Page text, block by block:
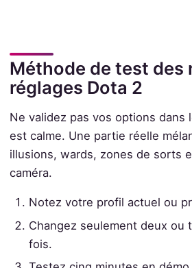
Méthode de test des
réglages Dota 2
Ne validez pas vos options dans
est calme. Une partie réelle
illusions, wards, zones de sorts
caméra.
Notez votre profil actuel ou
Changez seulement deux ou
fois.